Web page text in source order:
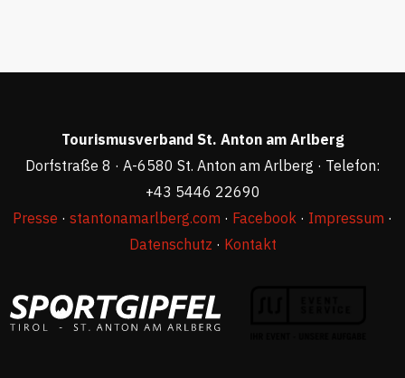
Tourismusverband St. Anton am Arlberg
Dorfstraße 8 · A-6580 St. Anton am Arlberg · Telefon:
+43 5446 22690
Presse · stantonamarlberg.com · Facebook · Impressum ·
Datenschutz · Kontakt